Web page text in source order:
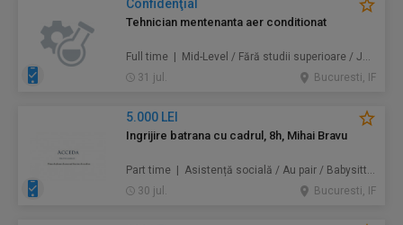
Confidenţial
Tehnician mentenanta aer conditionat
Full time | Mid-Level / Fără studii superioare / Junior/Entry Level | Mentenanță / Instalații
31 jul.
Bucuresti, IF
5.000 LEI
Ingrijire batrana cu cadrul, 8h, Mihai Bravu
Part time | Asistență socială / Au pair / Babysitter / Curăţenie / Prestări servicii
30 jul.
Bucuresti, IF